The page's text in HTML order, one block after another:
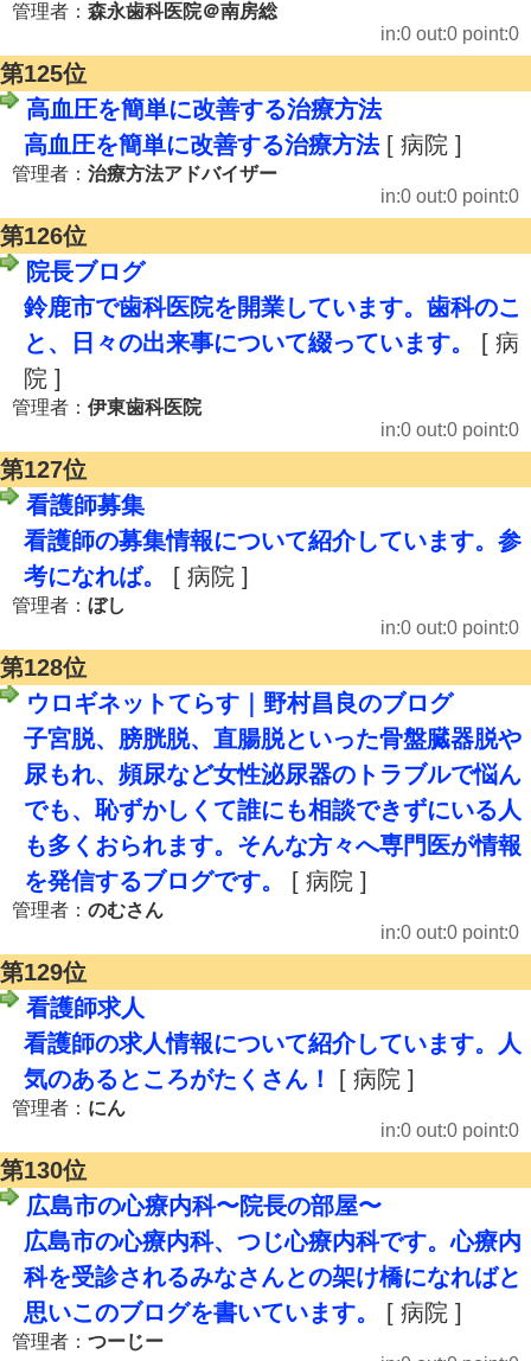
管理者： 森永歯科医院＠南房総
in:0 out:0 point:0
第125位
高血圧を簡単に改善する治療方法
高血圧を簡単に改善する治療方法[ 病院 ]
管理者： 治療方法アドバイザー
in:0 out:0 point:0
第126位
院長ブログ
鈴鹿市で歯科医院を開業しています。歯科のこ
と、日々の出来事について綴っています。
[ 病
院 ]
管理者： 伊東歯科医院
in:0 out:0 point:0
第127位
看護師募集
看護師の募集情報について紹介しています。参
考になれば。
[ 病院 ]
管理者： ぼし
in:0 out:0 point:0
第128位
ウロギネットてらす｜野村昌良のブログ
子宮脱、膀胱脱、直腸脱といった骨盤臓器脱や
尿もれ、頻尿など女性泌尿器のトラブルで悩ん
でも、恥ずかしくて誰にも相談できずにいる人
も多くおられます。そんな方々へ専門医が情報
を発信するブログです。
[ 病院 ]
管理者： のむさん
in:0 out:0 point:0
第129位
看護師求人
看護師の求人情報について紹介しています。人
気のあるところがたくさん！
[ 病院 ]
管理者： にん
in:0 out:0 point:0
第130位
広島市の心療内科〜院長の部屋〜
広島市の心療内科、つじ心療内科です。心療内
科を受診されるみなさんとの架け橋になればと
思いこのブログを書いています。
[ 病院 ]
管理者： つーじー